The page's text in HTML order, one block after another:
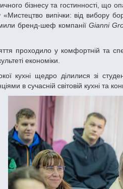
«Мистецтво випічки: від вибору
бренд-шеф компанії Gianni
економіки.
в сучасній світовій кухні та